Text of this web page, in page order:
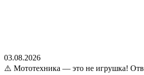
03.08.2026
⚠️ Мототехника — это не игрушка!